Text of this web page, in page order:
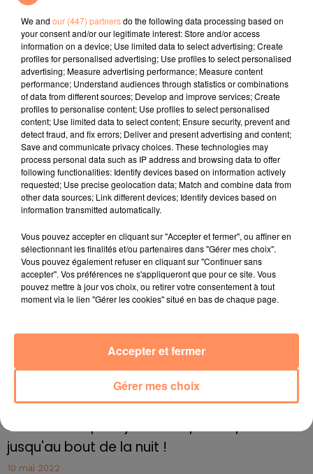
explique ainsi que, récemment, des amateurs d'art
avaient fait main basse sur les portes ou encore une
statue de la Vierge. Selon lui, la cloche de sa
commune pourrait ainsi valoir entre 3 000 et 5 000
euros. Martine Arizzi, la maire de la commune, estime
aussi que c'est sans doute la valeur historique des
objets qui s'est avérée cruciale.
Une recherche sur les sites de petites annonces n'a
pas fourni de réponse. Hervé Philibert, le maire de
Ginasservis, a lui perdu deux cloches fin juillet.
sont des cloches qui ont de la valeur. Si la cloche des
Pénitents a l'âge de la chapelle, elle est du XIIe siècle.
C'est une cloche d'une grosse valeur. Je lance un
appel s'il y a des reventes qui se font sur Internet ou
sur le marché noir",confiait-il à France Bleu.
fil actus
Radio Star Live avec Dadju
Marseille : une application pour mettre en
relation extras et...
Le cocholed pour jouer à la pétanque
jusqu'au bout de la nuit !
10 mai 2022
We and our (447) partnersdo the following data processing based on
your consent and/or our legitimate interest: Store and/or access
information on a device; Use limited data to select advertising; Create
profiles for personalised advertising; Use profiles to select personalised
advertising; Measure advertising performance; Measure content
performance; Understand audiences through statistics or combinations
of data from different sources; Develop and improve services; Create
profiles to personalise content; Use profiles to select personalised
content; Use limited data to select content; Ensure security, prevent and
detect fraud, and fix errors; Deliver and present advertising and content;
Save and communicate privacy choices. These technologies may
process personal data such as IP address and browsing data to offer
following functionalities: Identify devices based on information actively
requested; Use precise geolocation data; Match and combine data from
other data sources; Link different devices; Identify devices based on
information transmitted automatically.
Vous pouvez accepter en cliquant sur "Accepter et fermer", ou affiner en
sélectionnant les finalités et/ou partenaires dans "Gérer mes choix".
Vous pouvez également refuser en cliquant sur "Continuer sans
accepter". Vos préférences ne s'appliqueront que pour ce site. Vous
pouvez mettre à jour vos choix, ou retirer votre consentement à tout
moment via le lien "Gérer les cookies" situé en bas de chaque page.
Gérer mes choix
Accepter et fermer